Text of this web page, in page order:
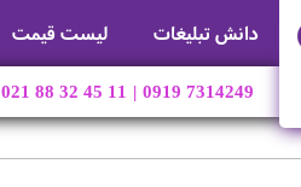
دانش تبلیغات لیست قیمت
021 88 32 45 11 | 0919 7314249